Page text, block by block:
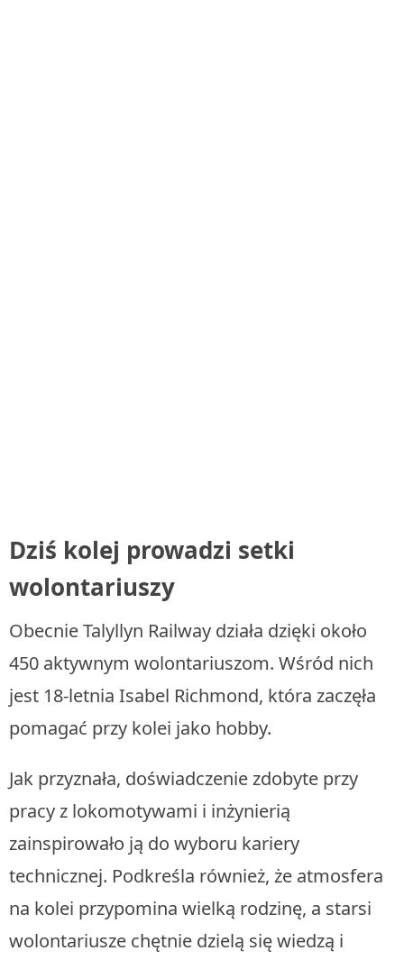
Dziś kolej prowadzi setki
wolontariuszy
Obecnie Talyllyn Railway działa dzięki około
450 aktywnym wolontariuszom. Wśród nich
jest 18-letnia Isabel Richmond, która zaczęła
pomagać przy kolei jako hobby.
Jak przyznała, doświadczenie zdobyte przy
pracy z lokomotywami i inżynierią
zainspirowało ją do wyboru kariery
technicznej. Podkreśla również, że atmosfera
na kolei przypomina wielką rodzinę, a starsi
wolontariusze chętnie dzielą się wiedzą i